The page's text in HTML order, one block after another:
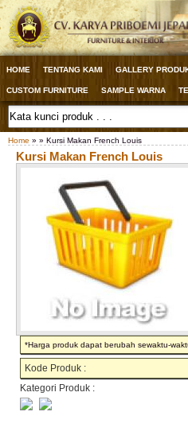
HOME TENTANG KAMI GALLERY
CUSTOM FURNITURE SAMPLE WARNA
Home » » Kursi Makan French Louis
Kursi Makan French Louis
*Harga produk dapat berubah sewaktu-
Kode Produk :
Kategori Produk :